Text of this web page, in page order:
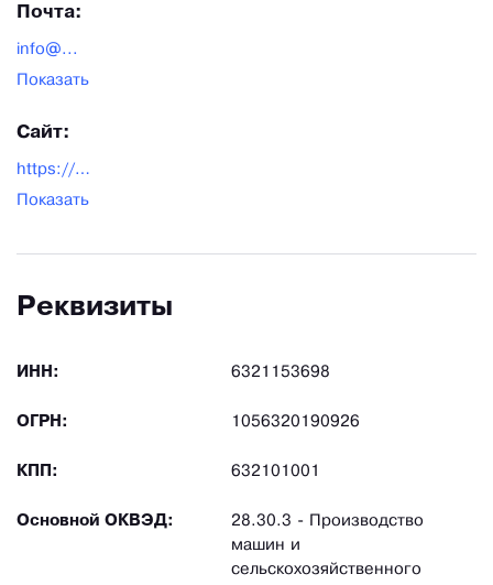
Почта:
info@...
Показать
Сайт:
https://bsgmelio.ru/
Показать
Реквизиты
ИНН: 6321153698
ОГРН: 1056320190926
КПП: 632101001
Основной ОКВЭД:
28.30.3 - Производство
машин и
сельскохозяйственного